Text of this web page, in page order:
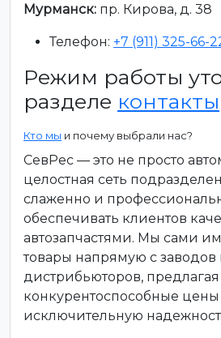
Мурманск: пр. Кирова, д. 38
Телефон: +7 (911) 325-66-
Режим работы
разделе контакты
Кто мы и почему выбрали нас?
СевРес — это не просто
целостная сеть
слаженно и
обеспечивать клиентов
автозапчастями. Мы сами
товары напрямую с
дистрибьюторов, предлагая
конкурентоспособные цены
исключительную